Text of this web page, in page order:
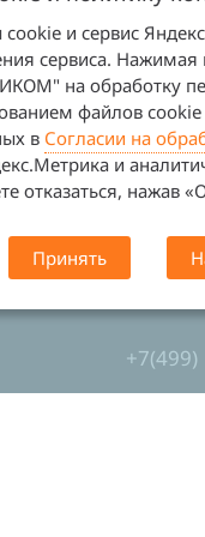
не является
+7(499)
и сервис
сервиса.
на обработку
файлов
в Согласии на
и
отказаться, нажав
Принять